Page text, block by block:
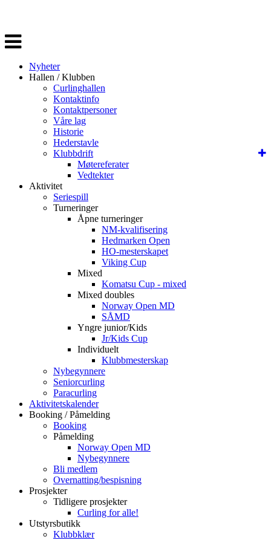
Veksle
navigasjon
Nyheter
Hallen / Klubben
Curlinghallen
Kontaktinfo
Kontaktpersoner
Våre lag
Historie
Hederstavle
Klubbdrift
Møtereferater
Vedtekter
Aktivitet
Seriespill
Turneringer
Åpne turneringer
NM-kvalifisering
Hedmarken Open
HO-mesterskapet
Viking Cup
Mixed
Komatsu Cup - mixed
Mixed doubles
Norway Open MD
SÅMD
Yngre junior/Kids
Jr/Kids Cup
Individuelt
Klubbmesterskap
Nybegynnere
Seniorcurling
Paracurling
Aktivitetskalender
Booking / Påmelding
Booking
Påmelding
Norway Open MD
Nybegynnere
Bli medlem
Overnatting/bespisning
Prosjekter
Tidligere prosjekter
Curling for alle!
Utstyrsbutikk
Klubbklær